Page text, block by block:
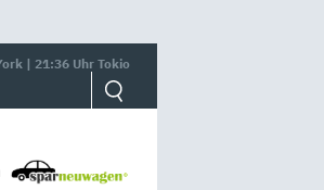
| 21:36 Uhr Tokio